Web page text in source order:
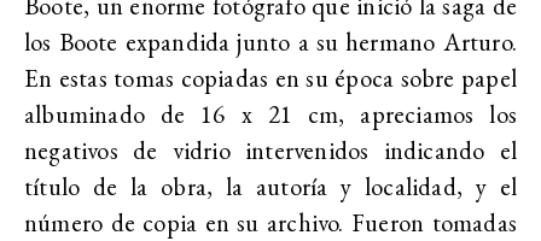
los Boote expandida junto a su hermano Arturo.
En estas tomas copiadas en su época sobre papel
albuminado de 16 x 21 cm, apreciamos los
negativos de vidrio intervenidos indicando el
título de la obra, la autoría y localidad, y el
número de copia en su archivo. Fueron tomadas